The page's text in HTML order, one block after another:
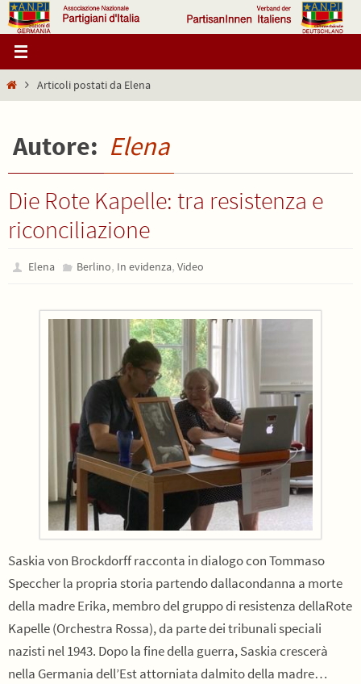
Salta
al
contenuto
HomeArticoli postati da Elena
Autore: Elena
Die Rote Kapelle: tra resistenza e
riconciliazione
Elena Berlino, In evidenza, Video
Saskia von Brockdorff racconta in dialogo con Tommaso
Speccher la propria storia partendo dallacondanna a morte
della madre Erika, membro del gruppo di resistenza dellaRote
Kapelle (Orchestra Rossa), da parte dei tribunali speciali
nazisti nel 1943. Dopo la fine della guerra, Saskia crescerà
nella Germania dell’Est attorniata dalmito della madre…